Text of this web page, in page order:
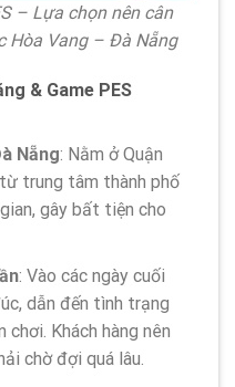
– Lựa chọn nên cân
Hòa Vang – Đà Nẵng
& Game PES
Nẵng: Nằm ở Quận
trung tâm thành phố
gây bất tiện cho
: Vào các ngày cuối
dẫn đến tình trạng
Khách hàng nên
chờ đợi quá lâu.